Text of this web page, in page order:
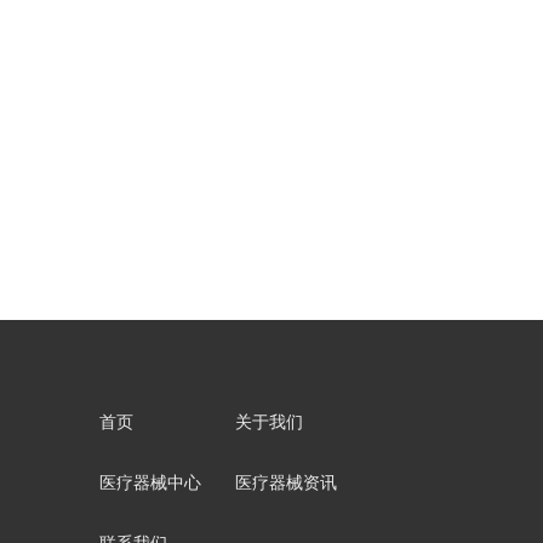
首页 关于我们
医疗器械中心 医疗器械资讯